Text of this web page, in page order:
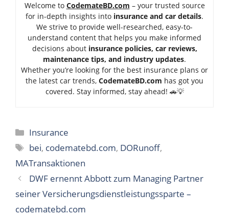
Welcome to CodemateBD.com – your trusted source
for in-depth insights into insurance and car details.
We strive to provide well-researched, easy-to-
understand content that helps you make informed
decisions about insurance policies, car reviews,
maintenance tips, and industry updates.
Whether you’re looking for the best insurance plans or
the latest car trends, CodemateBD.com has got you
covered. Stay informed, stay ahead! 🚗💡
Categories
Insurance
Tags
bei, codematebd.com, DORunoff,
MATransaktionen
DWF ernennt Abbott zum Managing Partner
seiner Versicherungsdienstleistungssparte –
codematebd.com